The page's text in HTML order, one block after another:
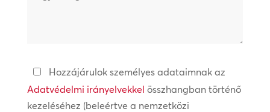
Adatvédelmi
irányelvek
*
Hozzájárulok személyes adataimnak az
Adatvédelmi irányelvekkel összhangban történő
kezeléséhez (beleértve a nemzetközi